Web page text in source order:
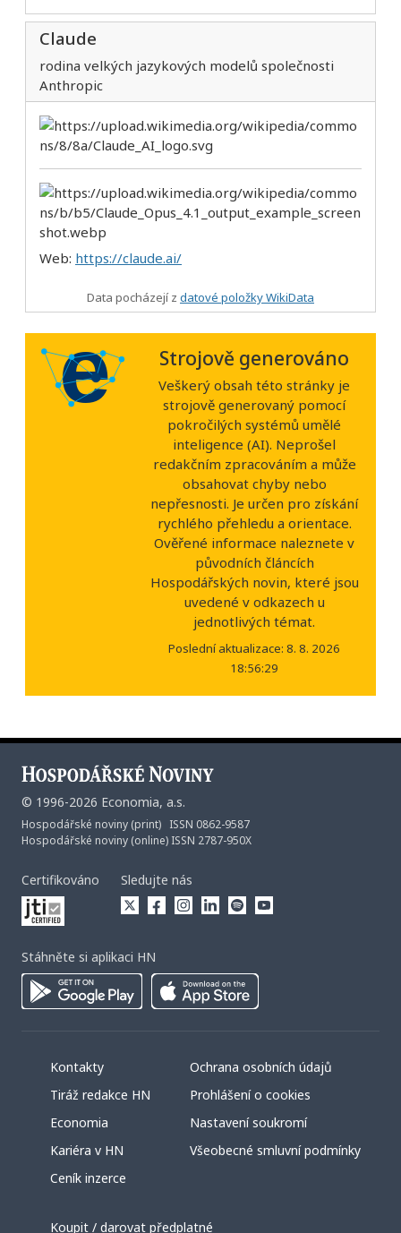
Claude
rodina velkých jazykových modelů společnosti
Anthropic
Web: https://claude.ai/
Data pocházejí z datové položky WikiData
Strojově generováno
Veškerý obsah této stránky je
strojově generovaný pomocí
pokročilých systémů umělé
inteligence (AI). Neprošel
redakčním zpracováním a může
obsahovat chyby nebo
nepřesnosti. Je určen pro získání
rychlého přehledu a orientace.
Ověřené informace naleznete v
původních článcích
Hospodářských novin, které jsou
uvedené v odkazech u
jednotlivých témat.
Poslední aktualizace: 8. 8. 2026
18:56:29
© 1996-2026 Economia, a.s.
Hospodářské noviny (print) ISSN 0862-9587
Hospodářské noviny (online) ISSN 2787-950X
Certifikováno Sledujte nás
Stáhněte si aplikaci HN
Kontakty
Tiráž redakce HN
Economia
Kariéra v HN
Ceník inzerce
Ochrana osobních údajů
Prohlášení o cookies
Nastavení soukromí
Všeobecné smluvní podmínky
Koupit / darovat předplatné